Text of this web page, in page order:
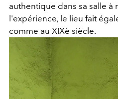
authentique dans sa salle à
l'expérience, le lieu fait
comme au XIXè siècle.